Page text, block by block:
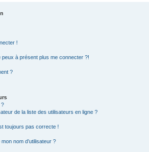
!
peux à présent plus me connecter ?!
?
?
de la liste des utilisateurs en ligne ?
toujours pas correcte !
nom d’utilisateur ?